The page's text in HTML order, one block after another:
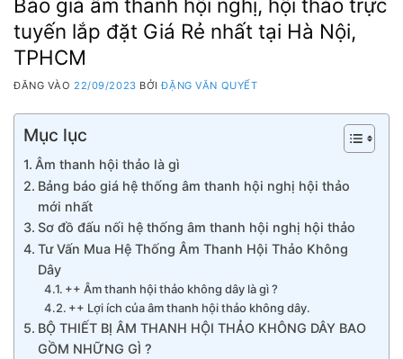
tuyến lắp đặt Giá Rẻ nhất tại Hà Nội,
TPHCM
ĐĂNG VÀO22/09/2023 BỞIĐẶNG VĂN QUYẾT
Mục lục
Âm thanh hội thảo là gì
Bảng báo giá hệ thống âm thanh hội nghị hội thảo
mới nhất
Sơ đồ đấu nối hệ thống âm thanh hội nghị hội thảo
Tư Vấn Mua Hệ Thống Âm Thanh Hội Thảo Không
Dây
++ Âm thanh hội thảo không dây là gì ?
++ Lợi ích của âm thanh hội thảo không dây.
BỘ THIẾT BỊ ÂM THANH HỘI THẢO KHÔNG DÂY BAO
GỒM NHỮNG GÌ ?